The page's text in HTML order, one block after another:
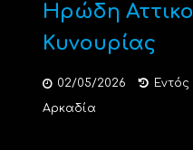
Ηρώδη
Κυνουρίας
02/05/2026
Αρκαδία